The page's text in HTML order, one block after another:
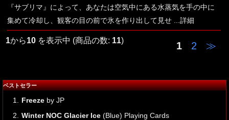
『サブリマ』によって、あなたは空気中にある水蒸気を手の中に
集めて冷却し、観客の目の前で氷を作り出して見せ ...詳細
1から10 を表示中 (商品の数: 11) 1 2 ≫
ベストセラー
1. Freeze by JP
2.
Winter NOC Glacier Ice (Blue) Playing Cards